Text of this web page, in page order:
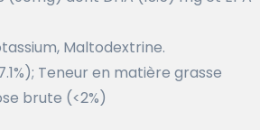
Maltodextrine.
Teneur en matière grasse
brute (<2%)